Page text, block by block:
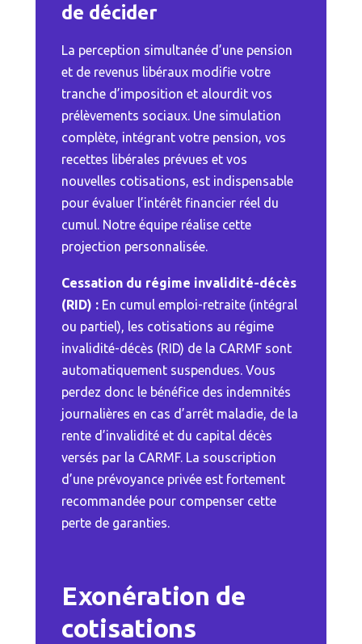
de décider
La perception simultanée d’une pension
et de revenus libéraux modifie votre
tranche d’imposition et alourdit vos
prélèvements sociaux. Une simulation
complète, intégrant votre pension, vos
recettes libérales prévues et vos
nouvelles cotisations, est indispensable
pour évaluer l’intérêt financier réel du
cumul. Notre équipe réalise cette
projection personnalisée.
Cessation du régime invalidité-décès
(RID) : En cumul emploi-retraite (intégral
ou partiel), les cotisations au régime
invalidité-décès (RID) de la CARMF sont
automatiquement suspendues. Vous
perdez donc le bénéfice des indemnités
journalières en cas d’arrêt maladie, de la
rente d’invalidité et du capital décès
versés par la CARMF. La souscription
d’une prévoyance privée est fortement
recommandée pour compenser cette
perte de garanties.
Exonération de
cotisations